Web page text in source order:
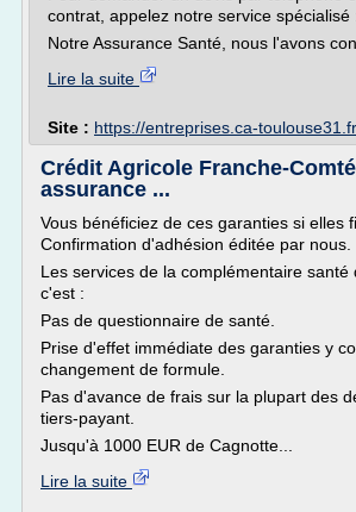
contrat, appelez notre service spécialisé
Notre Assurance Santé, nous l'avons
Lire la suite
Site : https://entreprises.ca-toulouse31.fr
Crédit Agricole Franche-
assurance ...
Vous bénéficiez de ces garanties si elles
Confirmation d'adhésion éditée par nous.
Les services de la complémentaire santé
c'est :
Pas de questionnaire de santé.
Prise d'effet immédiate des garanties y
changement de formule.
Pas d'avance de frais sur la plupart des
tiers-payant.
Jusqu'à 1000 EUR de Cagnotte...
Lire la suite